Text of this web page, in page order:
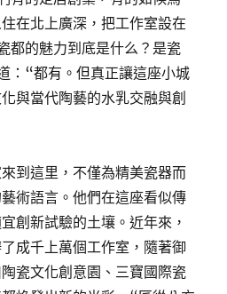
在北上廣深，把工作室設在
都的魅力到底是什么？是瓷
：“都有。但真正讓這座小城
與當代陶藝的水乳交融與創
到這里，不僅為精美瓷器而
術語言。他們在這座看似傳
創新試驗的土壤。近年來，
成千上萬個工作室，隨著御
瓷文化創意園、三寶國際瓷